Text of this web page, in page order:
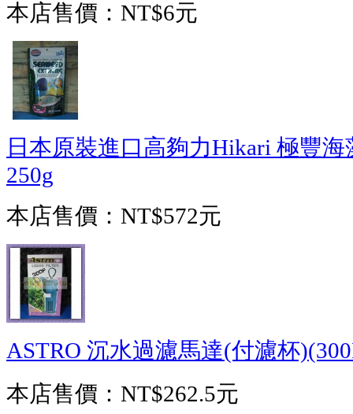
本店售價： NT$6元
日本原裝進口高夠力Hikari 極豐
250g
本店售價： NT$572元
ASTRO 沉水過濾馬達(付濾杯
本店售價： NT$262.5元